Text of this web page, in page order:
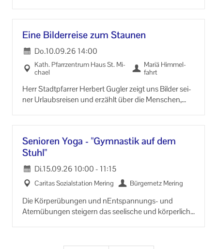
Eine Bil­der­rei­se zum Stau­nen
Do.10.09.26 14:00
Kath. Pfarr­zen­trum Haus St. Mi­
cha­el
Mariä Him­mel­
fahrt
Herr Stadt­pfar­rer Her­bert Gug­ler zeigt uns Bil­der sei­
ner Ur­laubs­rei­sen und er­zählt über die Men­schen,
Se­nio­ren Yoga - "Gym­nas­tik auf dem
Stuhl"
Di.15.09.26 10:00- 11:15
Ca­ri­tas So­zi­al­sta­ti­on Me­ring Bür­ger­netz Me­ring
Die Kör­per­übun­gen und nEntspannungs-​ und
Atem­übun­gen stei­gern das see­li­sche und kör­per­li­che
Kör­pers trai­niert wer­den um be­weg­lich, be­last­bar